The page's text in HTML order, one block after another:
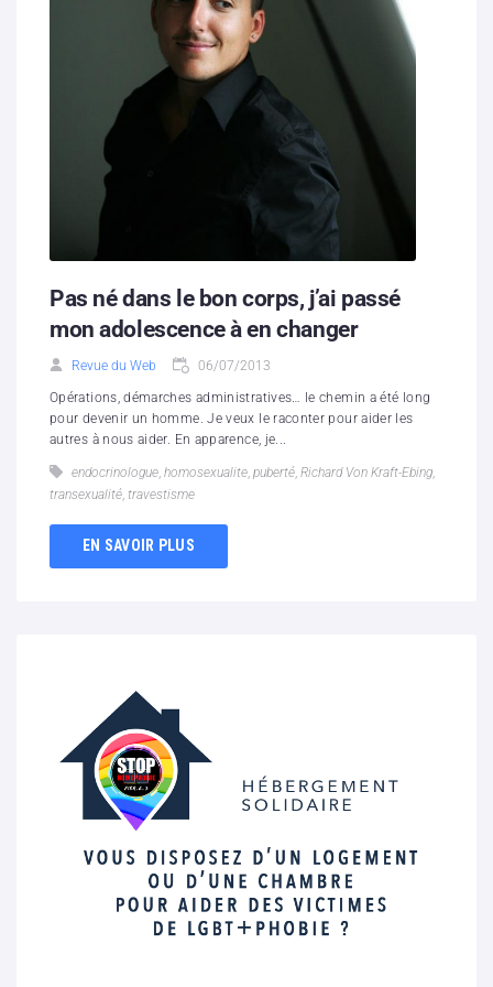
Pas né dans le bon corps, j’ai passé
mon adolescence à en changer
Revue du Web 06/07/2013
Opérations, démarches administratives… le chemin a été long
pour devenir un homme. Je veux le raconter pour aider les
autres à nous aider. En apparence, je...
endocrinologue homosexualite puberté Richard Von Kraft-Ebing
transexualité travestisme
EN SAVOIR PLUS